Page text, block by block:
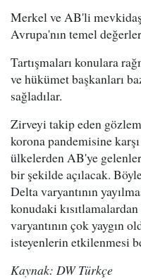
Merkel ve AB'li
Avrupa'nın temel
Tartışmaları konulara
ve hükümet başkanları
sağladılar.
Zirveyi takip eden
korona pandemisine
ülkelerden AB'ye
bir şekilde açılacak.
Delta varyantının
konudaki
varyantının çok yaygın
isteyenlerin etkilenmesi
Kaynak: DW Türkçe